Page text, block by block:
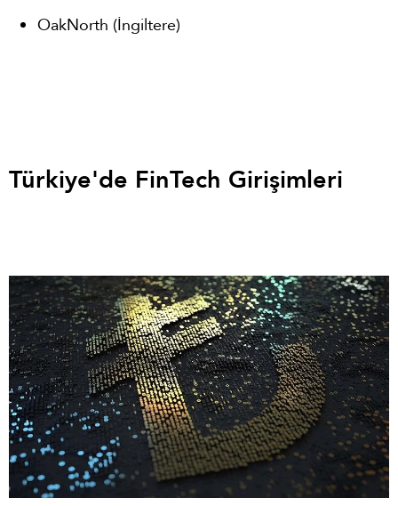
OakNorth (İngiltere)
Türkiye'de FinTech Girişimleri